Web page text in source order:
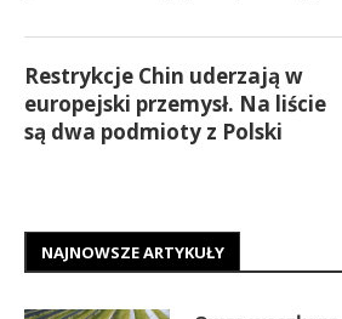
Restrykcje Chin uderzają w
europejski przemysł. Na liście
są dwa podmioty z Polski
NAJNOWSZE ARTYKUŁY